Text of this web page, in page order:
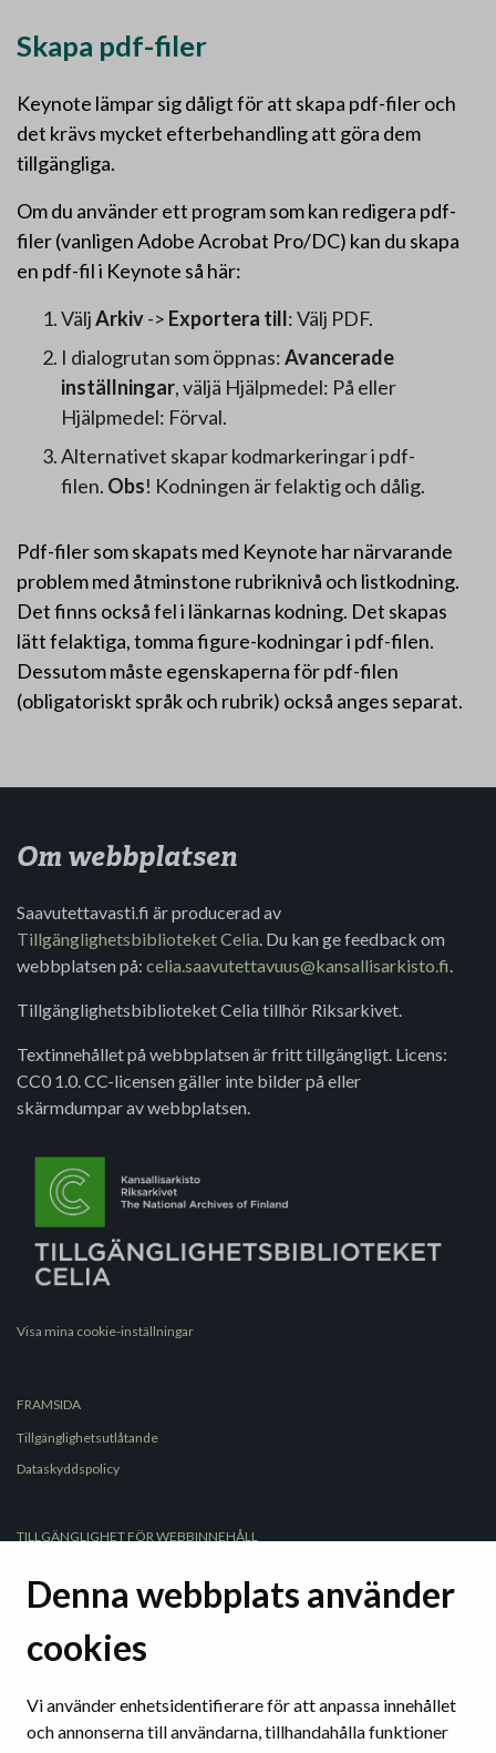
Denna webbplats använder
cookies
Vi använder enhetsidentifierare för att anpassa innehållet
och annonserna till användarna, tillhandahålla funktioner
Skapa pdf-filer
Keynote lämpar sig dåligt för att skapa pdf-filer och
det krävs mycket efterbehandling att göra dem
tillgängliga.
Om du använder ett program som kan redigera pdf-
filer (vanligen Adobe Acrobat Pro/DC) kan du skapa
en pdf-fil i Keynote så här:
VäljArkiv-> Exportera till: Välj PDF.
I dialogrutan som öppnas:Avancerade
inställningar, väljä Hjälpmedel: På eller
Hjälpmedel: Förval.
Alternativet skapar kodmarkeringar i pdf-
filen. Obs! Kodningen är felaktig och dålig.
Pdf-filer som skapats med Keynote har närvarande
problem med åtminstone rubriknivå och listkodning.
Det finns också fel i länkarnas kodning. Det skapas
lätt felaktiga, tomma figure-kodningar i pdf-filen.
Dessutom måste egenskaperna för pdf-filen
(obligatoriskt språk och rubrik) också anges separat.
Om webbplatsen
Saavutettavasti.fi är producerad av
Tillgänglighetsbiblioteket Celia . Du kan ge feedback om
webbplatsen på: celia.saavutettavuus@kansallisarkisto.fi
Tillgänglighetsbiblioteket Celia tillhör Riksarkivet.
Textinnehållet på webbplatsen är fritt tillgängligt. Licens:
CC0 1.0. CC-licensen gäller inte bilder på eller
skärmdumpar av webbplatsen.
Visa mina cookie-inställningar
FRAMSIDA
Tillgänglighetsutlåtande
Dataskyddspolicy
TILLGÄNGLIGHET FÖR WEBBINNEHÅLL
Tydligt språk
Tydliga strukturer
Användbara webbplatser och verktyg